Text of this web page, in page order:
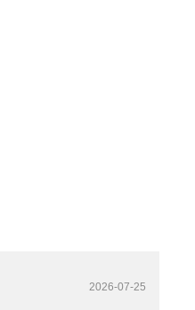
2026-07-25